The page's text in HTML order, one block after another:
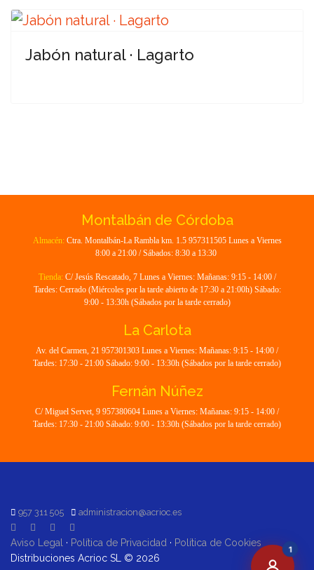
Jabón natural · Lagarto
Montalbán de Córdoba
Almacén: Ctra. Montalbán-La Rambla km. 1.5 957311505 Lunes a Viernes
8:00 a 21:00 / Sábados: 8:30 a 13:30
Tienda: C/ Jesús Rescatado, 7 Lunes a Viernes: Mañanas: 9:15 - 14:00 /
Tardes: Cerrado (Miércoles por la tarde abierto de 17:30 a 21:00h) Sábado:
9:00 - 13:30h (Sábados por la tarde cerrado)
La Carlota
Av. del Carmen, 21 957301303 Lunes a Viernes: Mañanas: 9:15 - 14:00 /
Tardes: 17:30 - 21:00 Sábado: 9:00 - 13:30h (Sábados por la tarde cerrado)
Fernán Núñez
C/ Miguel Servet, 9 957380604 Lunes a Viernes: Mañanas: 9:15 - 14:00 /
Tardes: 17:30 - 21:00 Sábado: 9:00 - 13:30h (Sábados por la tarde cerrado)
957 311 505 administracion@acrioc.es
Aviso Legal · Política de Privacidad · Política de Cookies
Distribuciones Acrioc SL © 2026
1